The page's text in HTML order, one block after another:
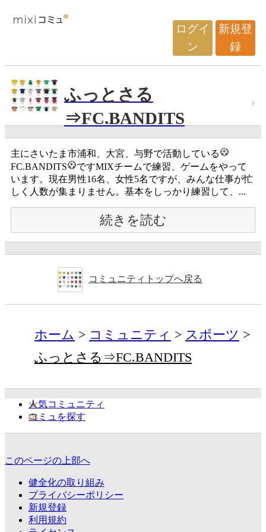
ログイ
ン
新規登
録
ふっとさる
⇒FC.BANDITS
主にさいたま市浦和、大宮、与野で活動している
FC.BANDITS
ですMIXチームで練習、ゲームをやって
います。現在男性16名、女性5名ですが、みんな仕事が忙
しく人数が集まりません。基本をしっかり練習して、...
続きを読む
コミュニティトップへ戻る
ホーム コミュニティ
スポーツ
ふっとさる⇒FC.BANDITS
人気コミュニティ
コミュを探す
このページの上部へ
健全化の取り組み
プライバシーポリシー
新規登録
利用規約